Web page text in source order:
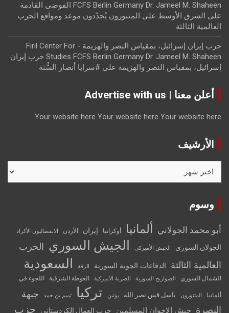
FCFS Berlin Germany Dr. Jameel M. Shaheen الفوضى القادمة
على الشرق الأوسط على
المتنورون يُحدّدون موعد ومواقع الحرب
العالمية الثالثة
حرب إيران إسرائيل، بمقياس النصر والهزيمة - Firil Center For
Studies FCFS Berlin Germany Dr. Jameel M. Shaheen حرب إيران
إسرائيل، بمقياس النصر والهزيمة على #سرايا أنصار السُّنة
أعلن معنا | Advertise with us
Your website here Your website here Your website here
الأرشيف
وسوم
أبو محمد الجولاني ألمانيا أوكرانيا إيران الأردن الانفصاليون الأكراد
الجولان السوري الجيش الأميركي الجيش السوري الحرب
العالمية الثالثة
الدفاعات الجوية السورية الرقة السعودية
الشمال السوري الصواريخ السورية الضربة الأميركية الغوطة الشرقية اللجوء في
ألمانيا المتنورون باسل قس نصر الله بوتين تركيا تميم بن حمد
جبهة
النصرة
جيش الإخوان المسلمين حزب العمال الكردستاني حزب